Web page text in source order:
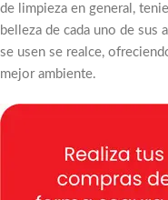
de limpieza en general,
belleza de cada uno de sus
se usen se realce,
mejor ambiente.